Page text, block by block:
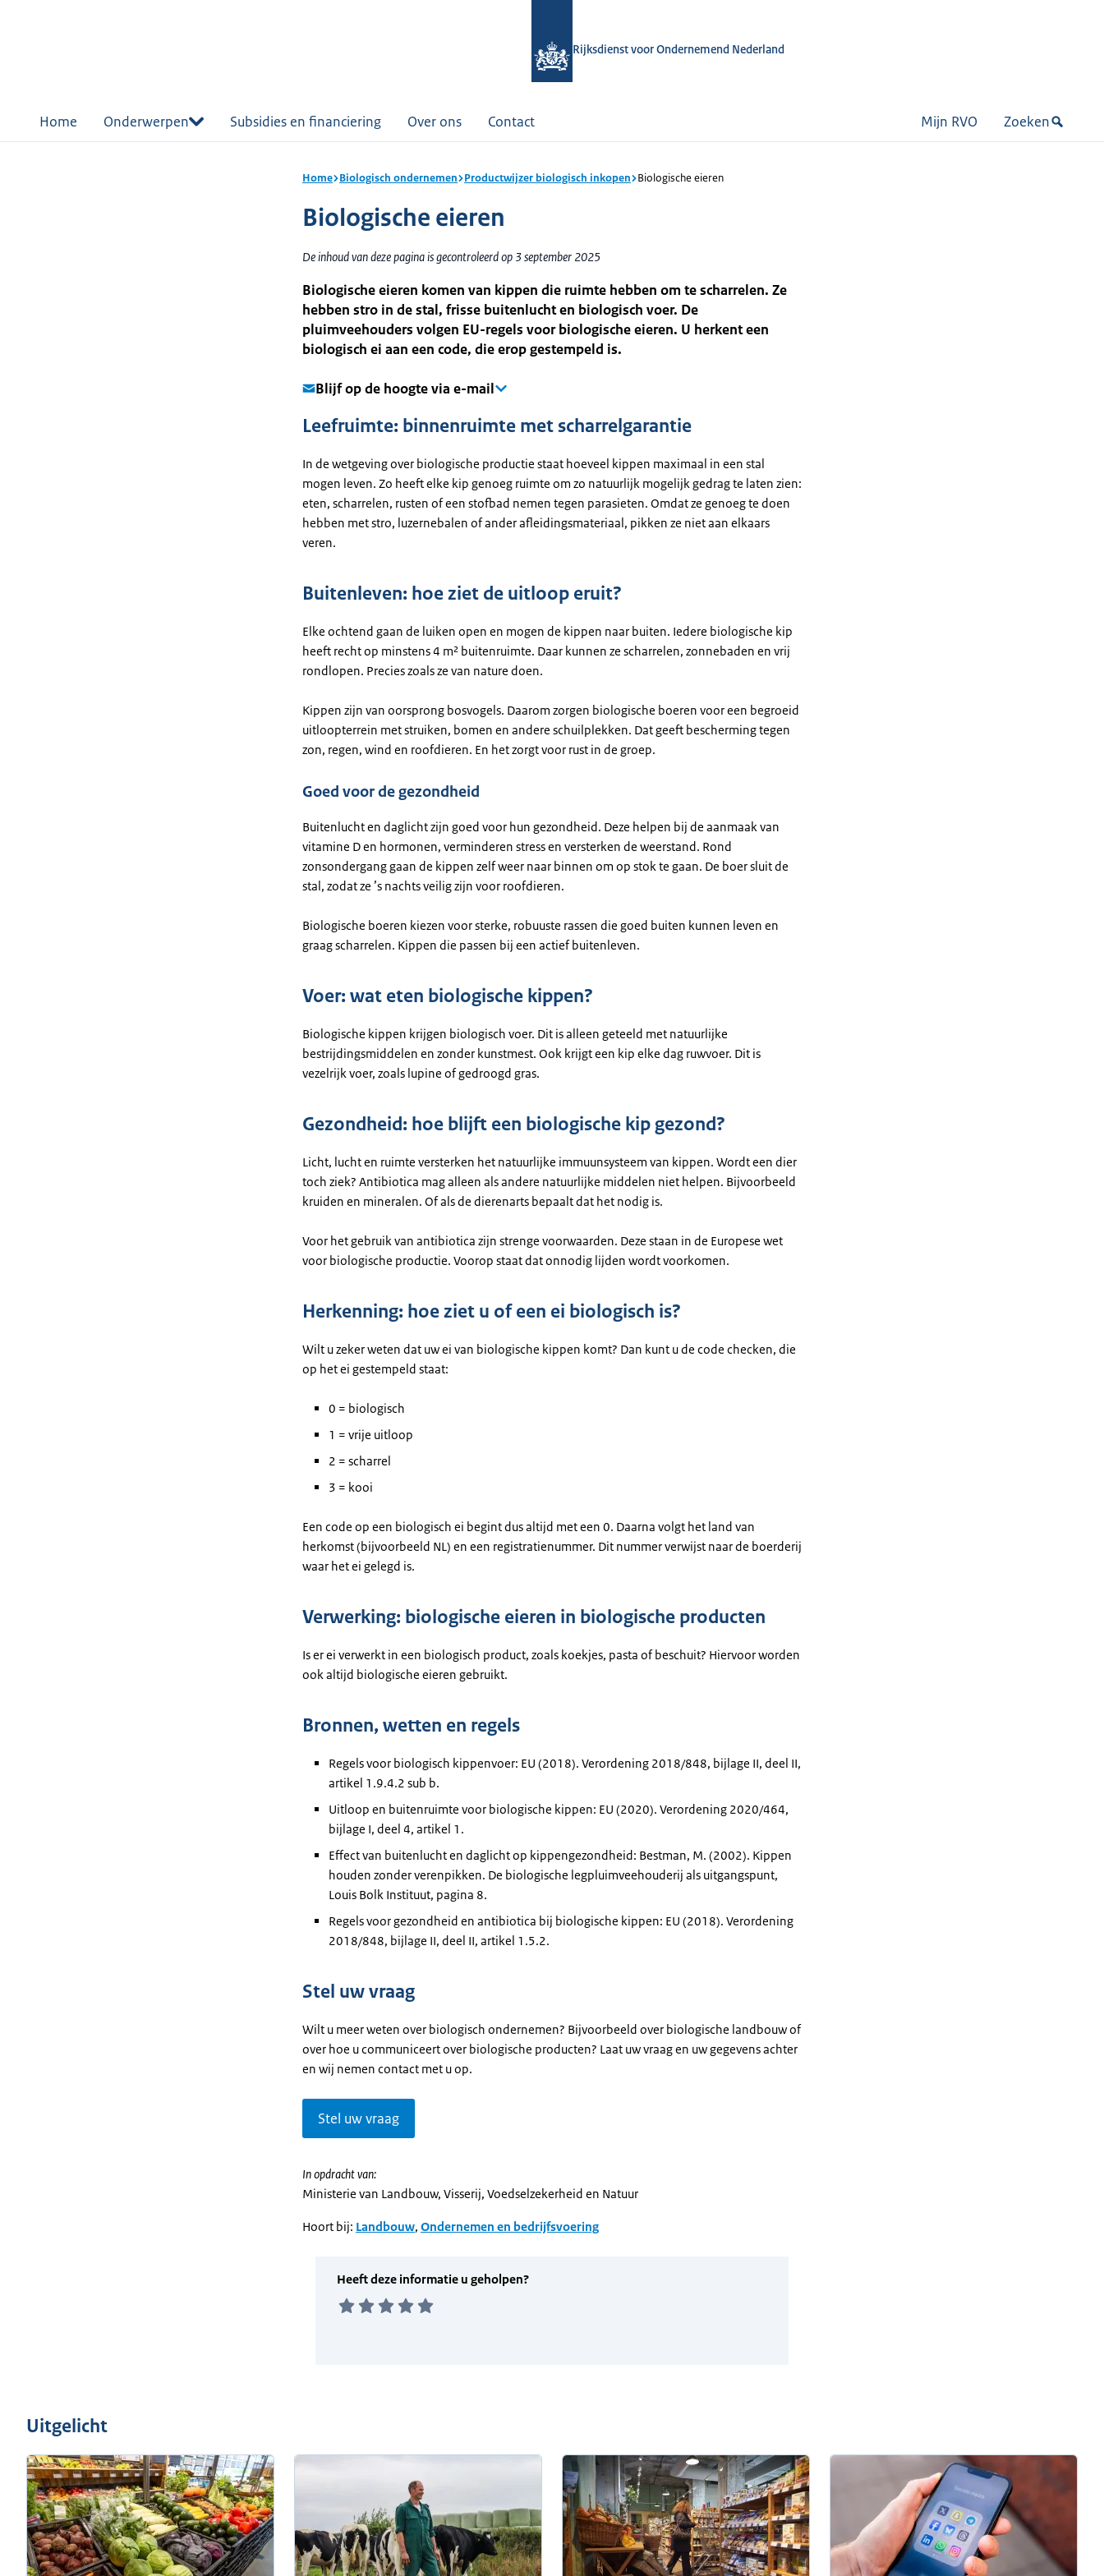
Rijksdienst voor Ondernemend Nederland
Home Onderwerpen Subsidies en financiering Over ons Contact Mijn RVO Zoeken
Home Biologisch ondernemen Productwijzer biologisch inkopen Biologische eieren
Biologische eieren
De inhoud van deze pagina is gecontroleerd op 3 september 2025
Biologische eieren komen van kippen die ruimte hebben om te scharrelen. Ze
hebben stro in de stal, frisse buitenlucht en biologisch voer. De
pluimveehouders volgen EU-regels voor biologische eieren. U herkent een
biologisch ei aan een code, die erop gestempeld is.
Blijf op de hoogte via e-mail
Leefruimte: binnenruimte met scharrelgarantie
In de wetgeving over biologische productie staat hoeveel kippen maximaal in een stal
mogen leven. Zo heeft elke kip genoeg ruimte om zo natuurlijk mogelijk gedrag te laten zien:
eten, scharrelen, rusten of een stofbad nemen tegen parasieten. Omdat ze genoeg te doen
hebben met stro, luzernebalen of ander afleidingsmateriaal, pikken ze niet aan elkaars
veren.
Buitenleven: hoe ziet de uitloop eruit?
Elke ochtend gaan de luiken open en mogen de kippen naar buiten. Iedere biologische kip
heeft recht op minstens 4 m² buitenruimte. Daar kunnen ze scharrelen, zonnebaden en vrij
rondlopen. Precies zoals ze van nature doen.
Kippen zijn van oorsprong bosvogels. Daarom zorgen biologische boeren voor een begroeid
uitloopterrein met struiken, bomen en andere schuilplekken. Dat geeft bescherming tegen
zon, regen, wind en roofdieren. En het zorgt voor rust in de groep.
Goed voor de gezondheid
Buitenlucht en daglicht zijn goed voor hun gezondheid. Deze helpen bij de aanmaak van
vitamine D en hormonen, verminderen stress en versterken de weerstand. Rond
zonsondergang gaan de kippen zelf weer naar binnen om op stok te gaan. De boer sluit de
stal, zodat ze ’s nachts veilig zijn voor roofdieren.
Biologische boeren kiezen voor sterke, robuuste rassen die goed buiten kunnen leven en
graag scharrelen. Kippen die passen bij een actief buitenleven.
Voer: wat eten biologische kippen?
Biologische kippen krijgen biologisch voer. Dit is alleen geteeld met natuurlijke
bestrijdingsmiddelen en zonder kunstmest. Ook krijgt een kip elke dag ruwvoer. Dit is
vezelrijk voer, zoals lupine of gedroogd gras.
Gezondheid: hoe blijft een biologische kip gezond?
Licht, lucht en ruimte versterken het natuurlijke immuunsysteem van kippen. Wordt een dier
toch ziek? Antibiotica mag alleen als andere natuurlijke middelen niet helpen. Bijvoorbeeld
kruiden en mineralen. Of als de dierenarts bepaalt dat het nodig is.
Voor het gebruik van antibiotica zijn strenge voorwaarden. Deze staan in de Europese wet
voor biologische productie. Voorop staat dat onnodig lijden wordt voorkomen.
Herkenning: hoe ziet u of een ei biologisch is?
Wilt u zeker weten dat uw ei van biologische kippen komt? Dan kunt u de code checken, die
op het ei gestempeld staat:
0 = biologisch
1 = vrije uitloop
2 = scharrel
3 = kooi
Een code op een biologisch ei begint dus altijd met een 0. Daarna volgt het land van
herkomst (bijvoorbeeld NL) en een registratienummer. Dit nummer verwijst naar de boerderij
waar het ei gelegd is.
Verwerking: biologische eieren in biologische producten
Is er ei verwerkt in een biologisch product, zoals koekjes, pasta of beschuit? Hiervoor worden
ook altijd biologische eieren gebruikt.
Bronnen, wetten en regels
Regels voor biologisch kippenvoer: EU (2018). Verordening 2018/848, bijlage II, deel II,
artikel 1.9.4.2 sub b.
Uitloop en buitenruimte voor biologische kippen: EU (2020). Verordening 2020/464,
bijlage I, deel 4, artikel 1.
Effect van buitenlucht en daglicht op kippengezondheid: Bestman, M. (2002). Kippen
houden zonder verenpikken. De biologische legpluimveehouderij als uitgangspunt,
Louis Bolk Instituut, pagina 8.
Regels voor gezondheid en antibiotica bij biologische kippen: EU (2018). Verordening
2018/848, bijlage II, deel II, artikel 1.5.2.
Stel uw vraag
Wilt u meer weten over biologisch ondernemen? Bijvoorbeeld over biologische landbouw of
over hoe u communiceert over biologische producten? Laat uw vraag en uw gegevens achter
en wij nemen contact met u op.
Stel uw vraag
In opdracht van:
Ministerie van Landbouw, Visserij, Voedselzekerheid en Natuur
Hoort bij: Landbouw, Ondernemen en bedrijfsvoering
Uitgelicht